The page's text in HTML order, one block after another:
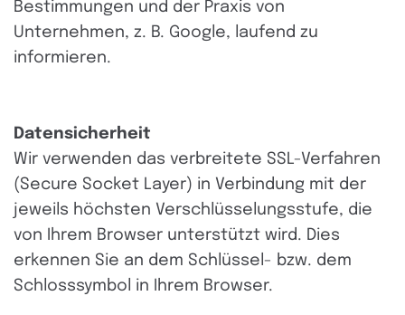
Bestimmungen und der Praxis von
Unternehmen, z. B. Google, laufend zu
informieren.
Datensicherheit
Wir verwenden das verbreitete SSL-Verfahren
(Secure Socket Layer) in Verbindung mit der
jeweils höchsten Verschlüsselungsstufe, die
von Ihrem Browser unterstützt wird. Dies
erkennen Sie an dem Schlüssel- bzw. dem
Schlosssymbol in Ihrem Browser.